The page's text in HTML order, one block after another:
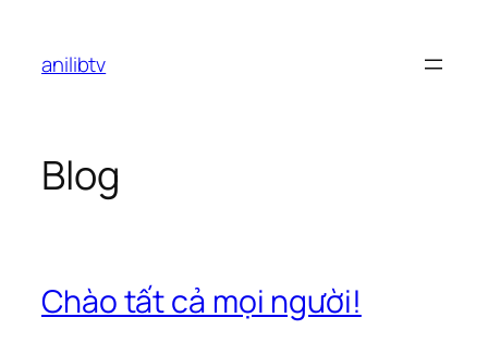
phầnanilibtv
Blog
Chào tất cả mọi người!